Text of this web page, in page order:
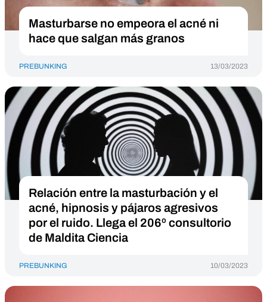
Masturbarse no empeora el acné ni
hace que salgan más granos
PREBUNKING 13/03/2023
Relación entre la masturbación y el
acné, hipnosis y pájaros agresivos
por el ruido. Llega el 206º consultorio
de Maldita Ciencia
PREBUNKING 10/03/2023